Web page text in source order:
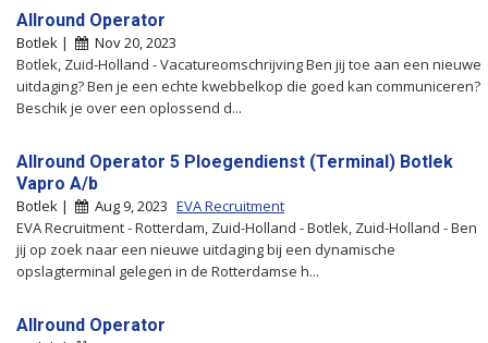
Allround Operator
Botlek |
Nov 20, 2023
Botlek, Zuid-Holland - Vacatureomschrijving Ben jij toe aan een nieuwe
uitdaging? Ben je een echte kwebbelkop die goed kan communiceren?
Beschik je over een oplossend d...
Allround Operator 5 Ploegendienst (Terminal) Botlek
Vapro A/b
Botlek | Aug 9, 2023 EVA Recruitment
EVA Recruitment - Rotterdam, Zuid-Holland - Botlek, Zuid-Holland - Ben
jij op zoek naar een nieuwe uitdaging bij een dynamische
opslagterminal gelegen in de Rotterdamse h...
Allround Operator